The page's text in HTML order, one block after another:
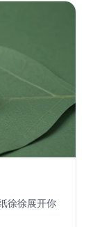
徐徐展开你